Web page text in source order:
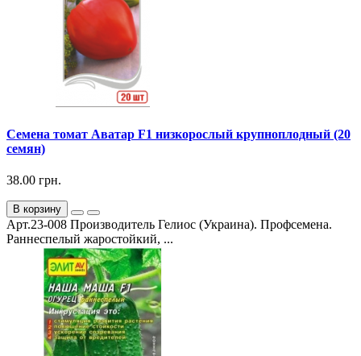
Семена томат Аватар F1 низкорослый крупноплодный (20
семян)
38.00 грн.
В корзину
Арт.23-008 Производитель Гелиос (Украина). Профсемена.
Раннеспелый жаростойкий, ...